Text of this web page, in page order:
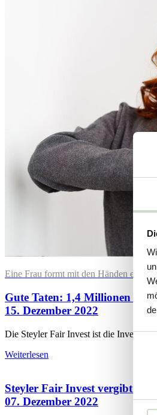
Eine Frau formt mit den Händen ein
Gute Taten: 1,4 Millionen für
15. Dezember 2022
Die Steyler Fair Invest ist die
Weiterlesen
Steyler Fair Invest vergibt
07. Dezember 2022